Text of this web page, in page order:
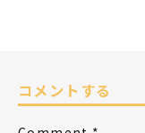
コメントする